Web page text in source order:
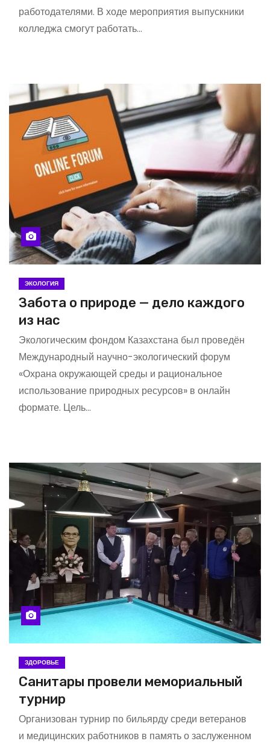
работодателями. В ходе мероприятия выпускники
колледжа смогут работать…
ЭКОЛОГИЯ
Забота о природе — дело каждого
из нас
Экологическим фондом Казахстана был проведён
Международный научно-экологический форум
«Охрана окружающей среды и рациональное
использование природных ресурсов» в онлайн
формате. Цель…
ЗДОРОВЬЕ
Санитары провели мемориальный
турнир
Организован турнир по бильярду среди ветеранов
и медицинских работников в память о заслуженном